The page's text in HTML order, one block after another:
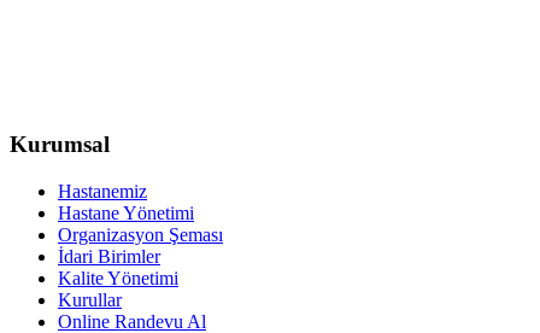
Kurumsal
Hastanemiz
Hastane Yönetimi
Organizasyon Şeması
İdari Birimler
Kalite Yönetimi
Kurullar
Online Randevu Al